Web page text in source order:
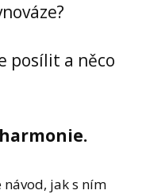
posílit a něco
jak s ním